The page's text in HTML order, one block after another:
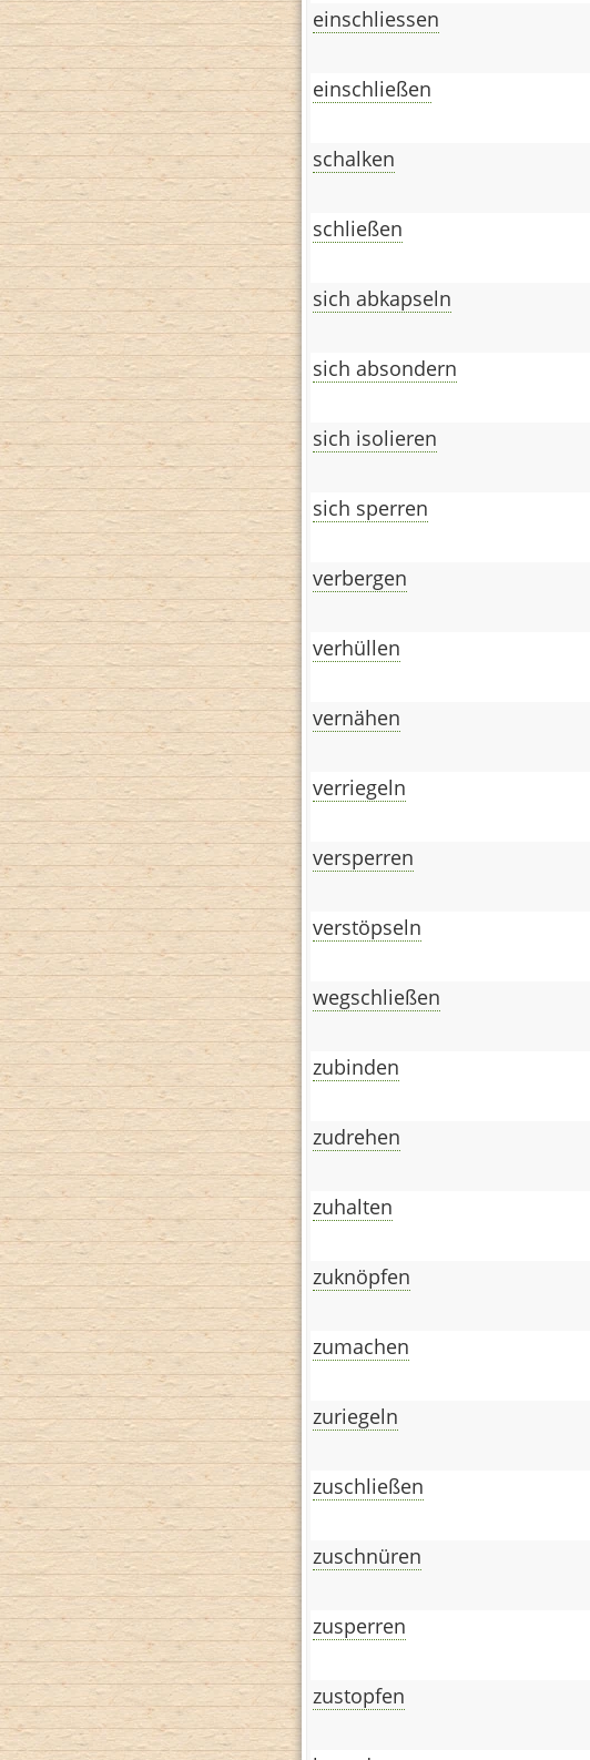
einschliessen
einschließen
schalken
schließen
sich abkapseln
sich absondern
sich isolieren
sich sperren
verbergen
verhüllen
vernähen
verriegeln
versperren
verstöpseln
wegschließen
zubinden
zudrehen
zuhalten
zuknöpfen
zumachen
zuriegeln
zuschließen
zuschnüren
zusperren
zustopfen